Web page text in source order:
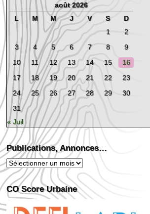
août 2026
L
M M J V S
D
1
2
3
4 5 6 7 8
9
10
11 12 13 14 15
16
17
18 19 20 21 22
23
24
25 26 27 28 29
30
31
« Juil
Publications, Annonces…
Publications,
Annonces…
CO Score Urbaine